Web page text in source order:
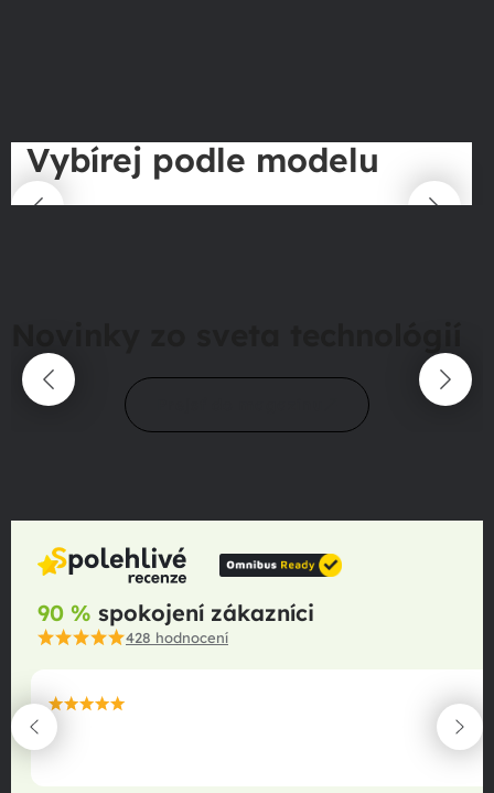
Vybírej podle modelu
90 % spokojení zákazníci
428 hodnocení
maximální spokojenost
22.06.2025